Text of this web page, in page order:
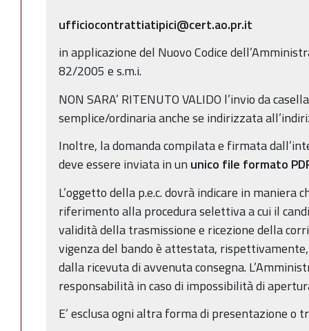
ufficiocontrattiatipici@cert.ao.pr.it
in applicazione del Nuovo Codice
82/2005 e s.m.i.
NON SARA’ RITENUTO VALIDO l’invio da
semplice/ordinaria anche se indirizzata
Inoltre, la domanda compilata e firmata
deve essere inviata in un unico file formato
L’oggetto della p.e.c. dovrà indicare in maniera
riferimento alla procedura selettiva a cui il
validità della trasmissione e ricezione della
vigenza del bando è attestata,
dalla ricevuta di avvenuta consegna.
responsabilità in caso di impossibilità di
E’ esclusa ogni altra forma di presentazione o